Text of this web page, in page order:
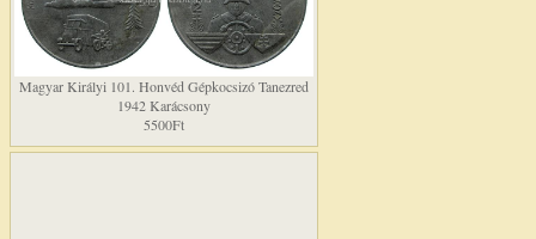
Magyar Királyi 101. Honvéd Gépkocsizó Tanezred
1942 Karácsony
5500Ft